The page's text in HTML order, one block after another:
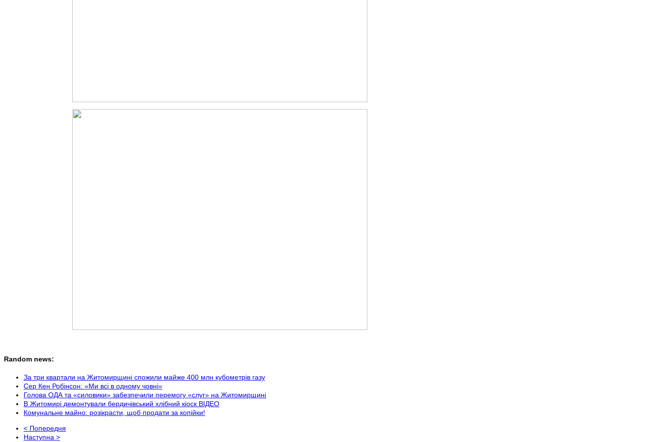
Random news:
За три квартали на Житомирщині спожили майже 400 млн кубометрів газу
Сер Кен Робінсон: «Ми всі в одному човні»
Голова ОДА та «силовики» забезпечили перемогу «слуг» на Житомирщині
В Житомирі демонтували бердичівський хлібний кіоск ВІДЕО
Комунальне майно: розікрасти, щоб продати за копійки!
< Попередня
Наступна >